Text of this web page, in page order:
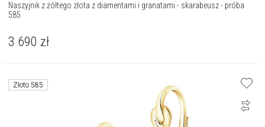
Naszyjnik z żółtego złota z diamentami i granatami - skarabeusz - próba
585
3 690 zł
Złoto 585